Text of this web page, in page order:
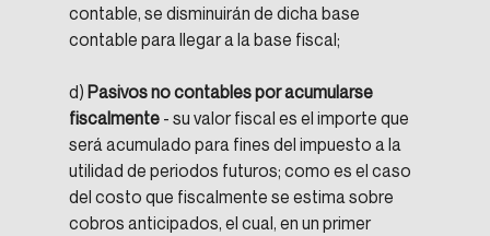
contable, se disminuirán de dicha base
contable para llegar a la base fiscal;
d) Pasivos no contables por acumularse
fiscalmente - su valor fiscal es el importe que
será acumulado para fines del impuesto a la
utilidad de periodos futuros; como es el caso
del costo que fiscalmente se estima sobre
cobros anticipados, el cual, en un primer